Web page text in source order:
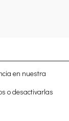
España | Todos
en nuestra
o desactivarlas